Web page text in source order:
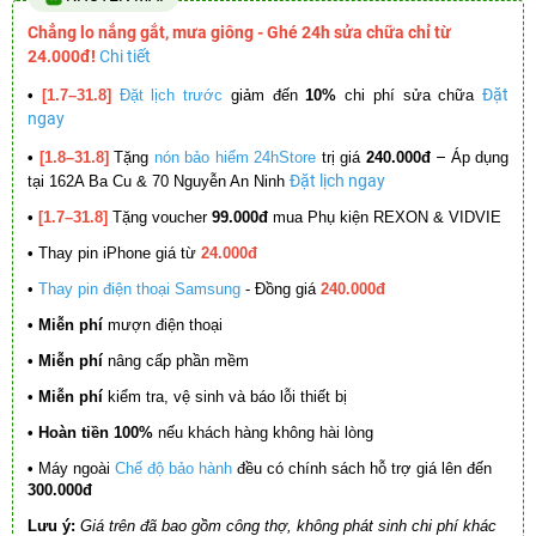
Chẳng lo nắng gắt, mưa giông - Ghé 24h sửa chữa chỉ từ
24.000đ! Chi tiết
• [1.7–31.8] Đặt lịch trước giảm đến10% chi phí sửa chữa Đặt
ngay
• [1.8–31.8] Tặng nón bảo hiểm 24hStore trị giá 240.000đ – Áp dụng
tại 162A Ba Cu & 70 Nguyễn An Ninh Đặt lịch ngay
• [1.7–31.8] Tặng voucher 99.000đ mua Phụ kiện REXON & VIDVIE
• Thay pin iPhone giá từ 24.000đ
• Thay pin điện thoại Samsung - Đồng giá 240.000đ
• Miễn phí mượn điện thoại
• Miễn phí nâng cấp phần mềm
• Miễn phí kiểm tra, vệ sinh và báo lỗi thiết bị
• Hoàn tiền 100% nếu khách hàng không hài lòng
• Máy ngoài Chế độ bảo hành đều có chính sách hỗ trợ giá lên đến
300.000đ
Lưu ý: Giá trên đã bao gồm công thợ, không phát sinh chi phí khác